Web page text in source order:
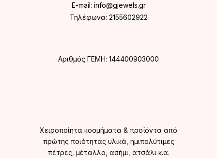
E-mail: info@gjewels.gr
Τηλέφωνα: 2155602922
Αριθμός ΓΕΜΗ: 144400903000
Χειροποίητα κοσμήματα & προϊόντα από
πρώτης ποιότητας υλικά, ημιπολύτιμες
πέτρες, μέταλλο, ασήμι, ατσάλι κ.α.